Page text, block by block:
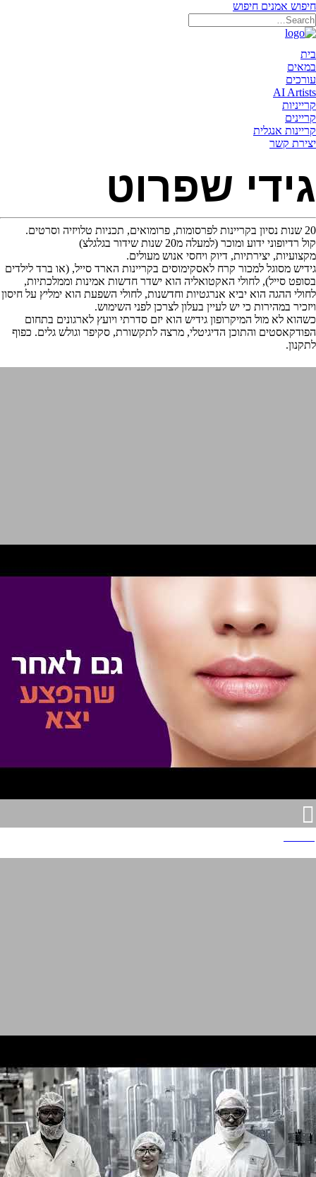
חיפוש אמנים חיפוש
בית
במאים
עורכים
AI Artists
קרייניות
קריינים
קריינות אנגלית
יצירת קשר
גידי שפרוט
20 שנות נסיון בקריינות לפרסומות, פרומואים, תכניות טלויזיה וסרטים.
קול רדיופוני ידוע ומוכר (למעלה מ20 שנות שידור בגלגלצ)
מקצועיות, יצירתיות, דיוק ויחסי אנוש מעולים.
גידיש מסוגל למכור קרח לאסקימוסים בקריינות הארד סייל, (או ברד לילדים
בסופט סייל), לחולי האקטואליה הוא ישדר חדשות אמינות וממלכתיות,
לחולי ההגה הוא יביא אנרגטיות וחדשנות, לחולי השפעת הוא ימליץ על חיסון
ויזכיר במהירות כי יש לעיין בעלון לצרכן לפני השימוש.
כשהוא לא מול המיקרופון גידיש הוא יזם סדרתי ויועץ לארגונים בתחום
הפודקאסטים והתוכן הדיגיטלי, מרצה לתקשורת, סקיפר וגולש גלים. כפוף
לתקנון.